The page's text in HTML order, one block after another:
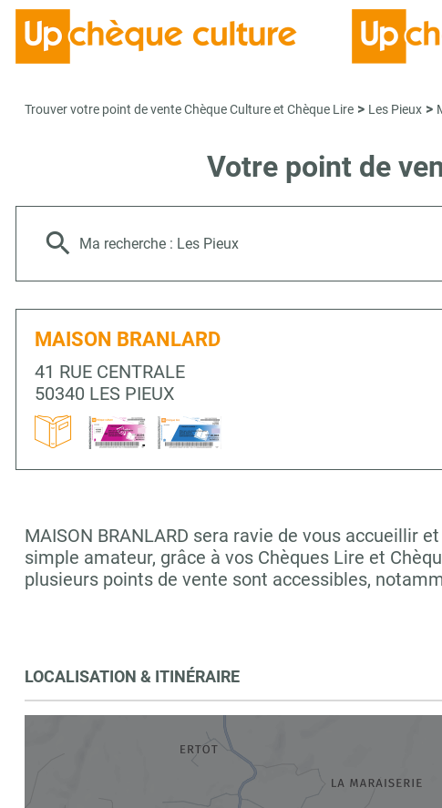
Trouver votre point de vente Chèque Culture et Chèque Lire > Les Pieux >
Votre point de
Ma recherche : Les Pieux
MAISON BRANLARD
41 RUE CENTRALE
50340 LES PIEUX
MAISON BRANLARD sera ravie de vous accueillir
simple amateur, grâce à vos Chèques Lire et
plusieurs points de vente sont accessibles,
LOCALISATION & ITINÉRAIRE